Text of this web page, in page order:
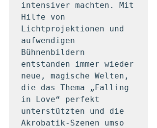
intensiver machten. Mit
Hilfe von
Lichtprojektionen und
aufwendigen
Bühnenbildern
entstanden immer wieder
neue, magische Welten,
die das Thema „Falling
in Love“ perfekt
unterstützten und die
Akrobatik-Szenen umso